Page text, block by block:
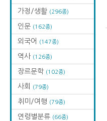
가정/생활 (296종)
인문 (162종)
외국어 (147종)
역사 (126종)
장르문학 (102종)
사회 (79종)
취미/여행 (79종)
연령별분류 (66종)